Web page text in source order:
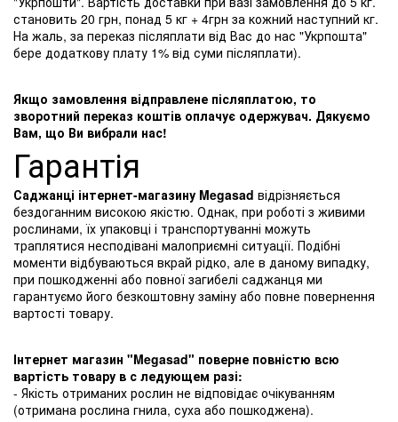
становить 20 грн, понад 5 кг + 4грн за кожний наступний кг.
На жаль, за переказ післяплати від Вас до нас "Укрпошта"
бере додаткову плату 1% від суми післяплати).
Якщо замовлення відправлене післяплатою, то
зворотний переказ коштів оплачує одержувач. Дякуємо
Вам, що Ви вибрали нас!
Гарантія
Саджанці інтернет-магазину Megasad відрізняється
бездоганним високою якістю. Однак, при роботі з живими
рослинами, їх упаковці і транспортуванні можуть
траплятися несподівані малоприємні ситуації. Подібні
моменти відбуваються вкрай рідко, але в даному випадку,
при пошкодженні або повної загибелі саджанця ми
гарантуємо його безкоштовну заміну або повне повернення
вартості товару.
Інтернет магазин "Megasad" поверне повністю всю
вартість товару в с ледующем разі:
- Якість отриманих рослин не відповідає очікуванням
(отримана рослина гнила, суха або пошкоджена).